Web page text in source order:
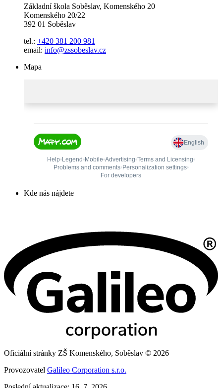
Základní škola Soběslav, Komenského 20
Komenského 20/22
392 01 Soběslav
tel.: +420 381 200 981
email: info@zssobeslav.cz
Mapa
Kde nás nájdete
Oficiální stránky ZŠ Komenského, Soběslav © 2026
Provozovatel Galileo Corporation s.r.o.